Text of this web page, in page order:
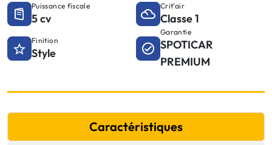
Puissance fiscale
5 cv
Crit'air
Classe 1
Finition
Style
Garantie
SPOTICAR
PREMIUM
Caractéristiques